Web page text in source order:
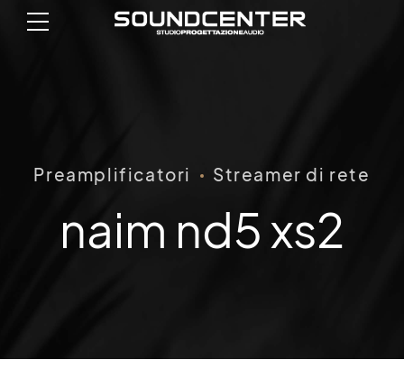
Preamplificatori Streamer di rete
naim nd5 xs2